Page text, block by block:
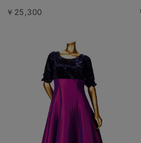
￥25,300